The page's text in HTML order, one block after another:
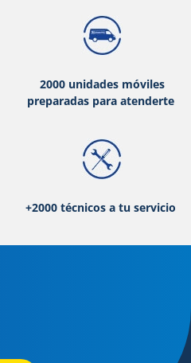
2000 unidades móviles
preparadas para atenderte
+2000 técnicos a tu servicio